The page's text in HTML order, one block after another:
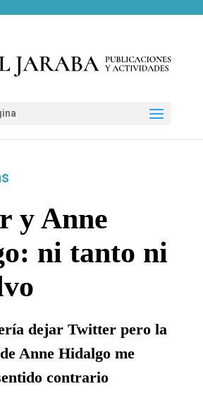
y Anne
ni tanto ni
dejar Twitter pero la
Anne Hidalgo me
contrario